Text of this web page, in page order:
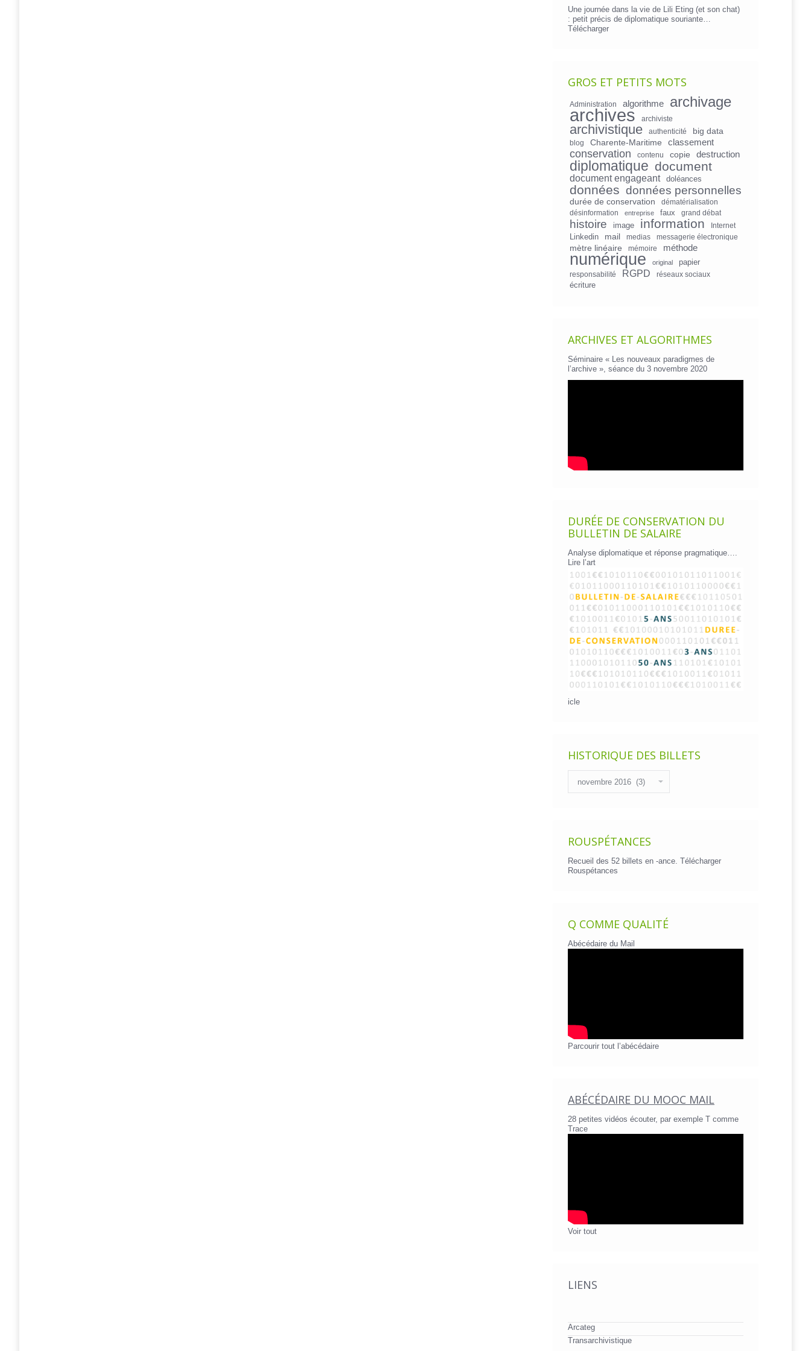
Une journée dans la vie de Lili Eting (et son chat)
: petit précis de diplomatique souriante…
Télécharger
GROS ET PETITS MOTS
Administration algorithme archivage
archives archiviste
archivistique authenticité big data
blog Charente-Maritime classement
conservation contenu copie destruction
diplomatique document
document engageant doléances
données données personnelles
durée de conservation
dématérialisation
désinformation
entreprise faux grand débat
histoire image information Internet
Linkedin mail medias messagerie électronique
mètre linéaire mémoire méthode
numérique original papier
responsabilité RGPD réseaux sociaux
écriture
ARCHIVES ET ALGORITHMES
Séminaire « Les nouveaux paradigmes de
l’archive », séance du 3 novembre 2020
DURÉE DE CONSERVATION DU
BULLETIN DE SALAIRE
Analyse diplomatique et réponse pragmatique….
Lire l’art
icle
HISTORIQUE DES BILLETS
des
billets
ROUSPÉTANCES
Recueil des 52 billets en -ance. Télécharger
Rouspétances
Q COMME QUALITÉ
Abécédaire du Mail
Parcourir tout l’abécédaire
ABÉCÉDAIRE DU MOOC MAIL
28 petites vidéos écouter, par exemple T comme
Trace
Voir tout
LIENS
Arcateg
Transarchivistique